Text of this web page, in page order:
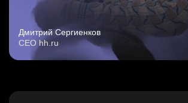
Дмитрий Сергиенков
CEO hh.ru